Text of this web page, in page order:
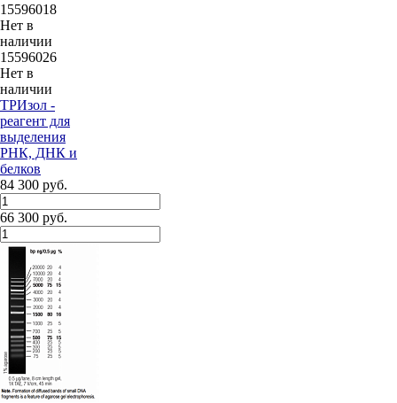
15596018
Нет в
наличии
15596026
Нет в
наличии
ТРИзол -
реагент для
выделения
РНК, ДНК и
белков
84 300 руб.
66 300 руб.